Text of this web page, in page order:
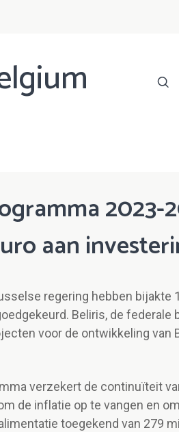
2023-
aan
regering hebben bijakte
Beliris, de
voor de ontwikkeling van
verzekert de continuïteit
de inflatie op te vangen en
toegekend van 279